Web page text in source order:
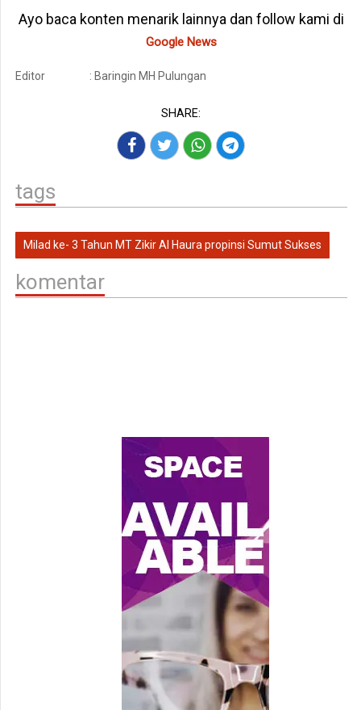
Ayo baca konten menarik lainnya dan follow kami di
Google News
Editor : Baringin MH Pulungan
SHARE:
tags
Milad ke- 3 Tahun MT Zikir Al Haura propinsi Sumut Sukses
komentar